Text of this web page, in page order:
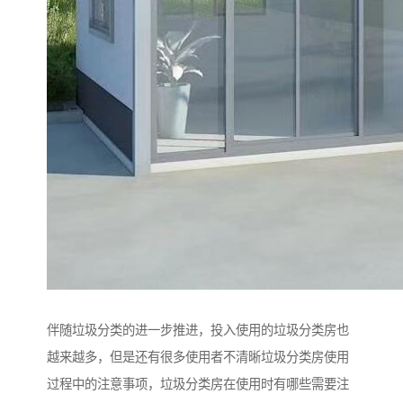
伴随垃圾分类的进一步推进，投入使用的垃圾分类房也
越来越多，但是还有很多使用者不清晰垃圾分类房使用
过程中的注意事项，垃圾分类房在使用时有哪些需要注